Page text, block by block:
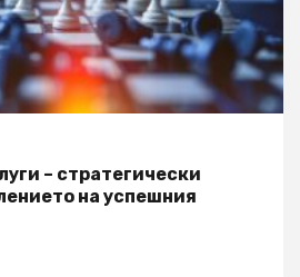
– стратегически
на успешния